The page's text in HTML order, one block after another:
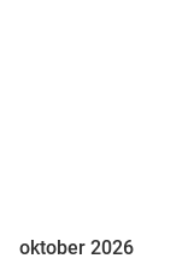
oktober 2026